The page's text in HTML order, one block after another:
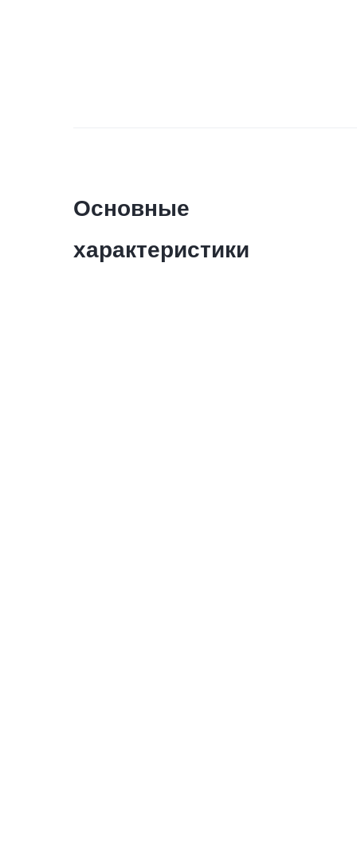
Основные
характеристики